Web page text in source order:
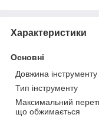
Характеристики
Основні
Довжина інструменту
Тип інструменту
Максимальний
що обжимається